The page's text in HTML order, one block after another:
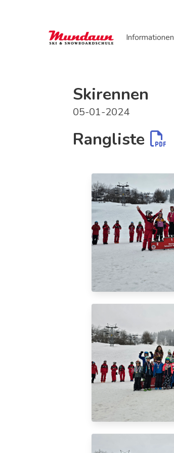
Informationen
Skirennen
05-01-2024
Rangliste